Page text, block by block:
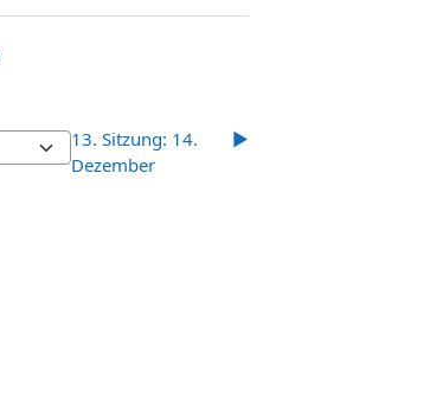
13. Sitzung: 14.
Dezember
▶︎